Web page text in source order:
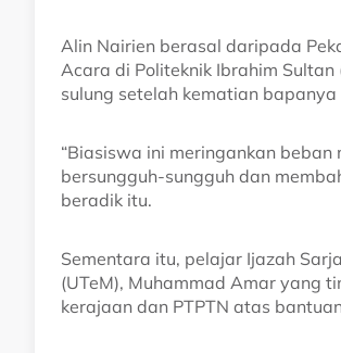
Alin Nairien berasal daripada
Acara di Politeknik Ibrahim
sulung setelah kematian
“Biasiswa ini meringankan
bersungguh-sungguh dan
beradik itu.
Sementara itu, pelajar Ijazah
(UTeM), Muhammad Amar yang
kerajaan dan PTPTN atas